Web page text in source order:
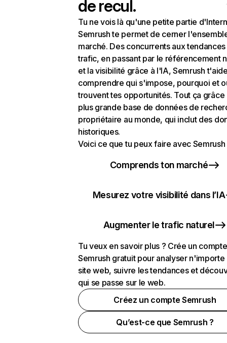
de recul.
Tu ne vois là qu'une petite partie
Semrush te permet de cerner
marché. Des concurrents aux
trafic, en passant par le référencement
et la visibilité grâce à l'IA, Semrush
comprendre qui s'impose, pourquoi et
trouvent tes opportunités. Tout ça grâce
plus grande base de données de
propriétaire au monde, qui inclut des
historiques.
Voici ce que tu peux faire avec Semrush
Comprends ton marché
Mesurez votre visibilité dans l’IA
Augmenter le trafic naturel
Tu veux en savoir plus ? Crée un compte
Semrush gratuit pour analyser n'importe
site web, suivre les tendances et
qui se passe sur le web.
Créez un compte Semrush
Qu’est-ce que Semrush ?